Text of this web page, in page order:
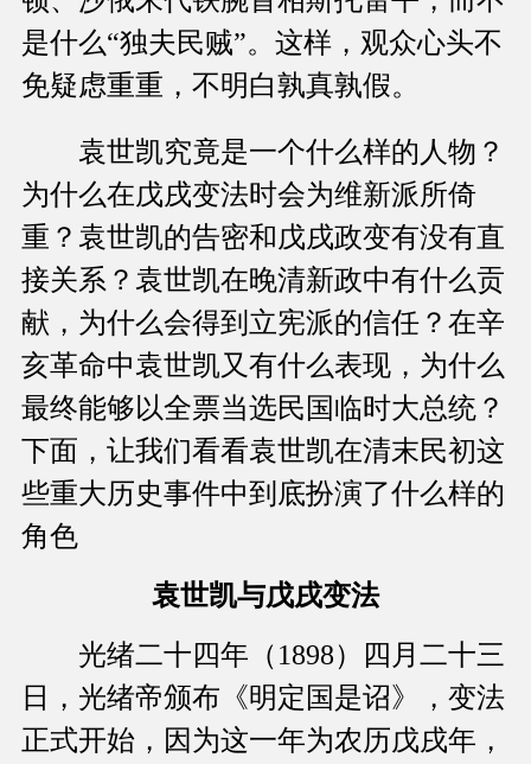
是什么“独夫民贼”。这样，观众心头不
免疑虑重重，不明白孰真孰假。
袁世凯究竟是一个什么样的人物？
为什么在戊戌变法时会为维新派所倚
重？袁世凯的告密和戊戌政变有没有直
接关系？袁世凯在晚清新政中有什么贡
献，为什么会得到立宪派的信任？在辛
亥革命中袁世凯又有什么表现，为什么
最终能够以全票当选民国临时大总统？
下面，让我们看看袁世凯在清末民初这
些重大历史事件中到底扮演了什么样的
角色
袁世凯与戊戌变法
光绪二十四年（1898）四月二十三
日，光绪帝颁布《明定国是诏》，变法
正式开始，因为这一年为农历戊戌年，